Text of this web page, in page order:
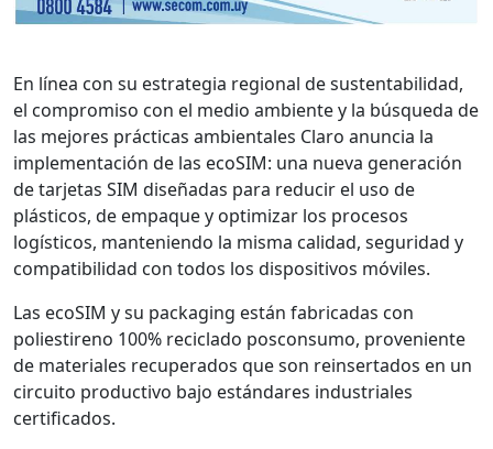
En línea con su estrategia regional de sustentabilidad,
el compromiso con el medio ambiente y la búsqueda de
las mejores prácticas ambientales Claro anuncia la
implementación de las ecoSIM: una nueva generación
de tarjetas SIM diseñadas para reducir el uso de
plásticos, de empaque y optimizar los procesos
logísticos, manteniendo la misma calidad, seguridad y
compatibilidad con todos los dispositivos móviles.
Las ecoSIM y su packaging están fabricadas con
poliestireno 100% reciclado posconsumo, proveniente
de materiales recuperados que son reinsertados en un
circuito productivo bajo estándares industriales
certificados.